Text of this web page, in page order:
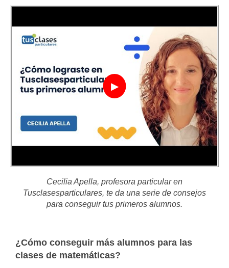
▶
Cecilia Apella, profesora particular en
Tusclasesparticulares, te da una serie de consejos
para conseguir tus primeros alumnos.
¿Cómo conseguir más alumnos para las
clases de matemáticas?